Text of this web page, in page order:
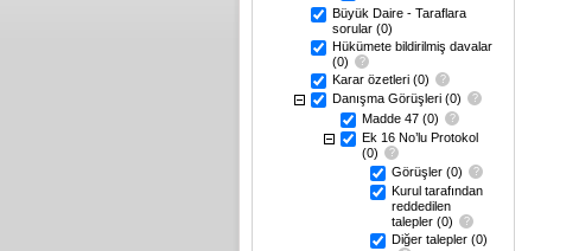
Büyük Daire - Taraflara
sorular (0)
Hükümete bildirilmiş davalar
(0)
Karar özetleri (0)
Danışma Görüşleri (0)
Madde 47 (0)
Ek 16 No’lu Protokol
(0)
Görüşler (0)
Kurul tarafından
reddedilen
talepler (0)
Diğer talepler (0)